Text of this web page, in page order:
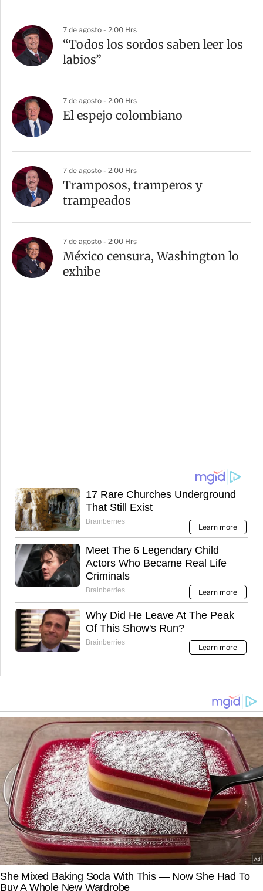
7 de agosto - 2:00 Hrs
“Todos los sordos saben leer los
labios”
7 de agosto - 2:00 Hrs
El espejo colombiano
7 de agosto - 2:00 Hrs
Tramposos, tramperos y
trampeados
7 de agosto - 2:00 Hrs
México censura, Washington lo
exhibe